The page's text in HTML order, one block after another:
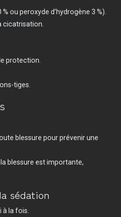
ou peroxyde d’hydrogène 3 %).
cicatrisation.
protection.
tiges.
blessure pour prévenir une
blessure est importante,
sédation
à la fois.